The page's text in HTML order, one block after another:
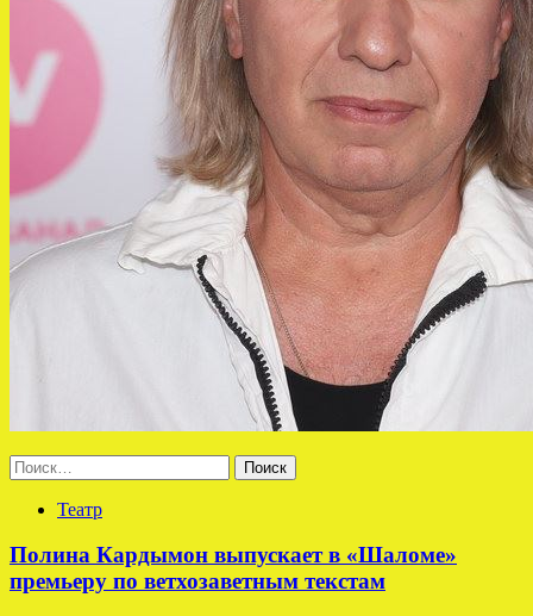
Найти:
Театр
Полина Кардымон выпускает в «Шаломе»
премьеру по ветхозаветным текстам